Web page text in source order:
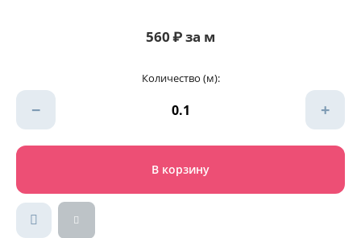
560₽за м
Количество (м):
− +
В корзину